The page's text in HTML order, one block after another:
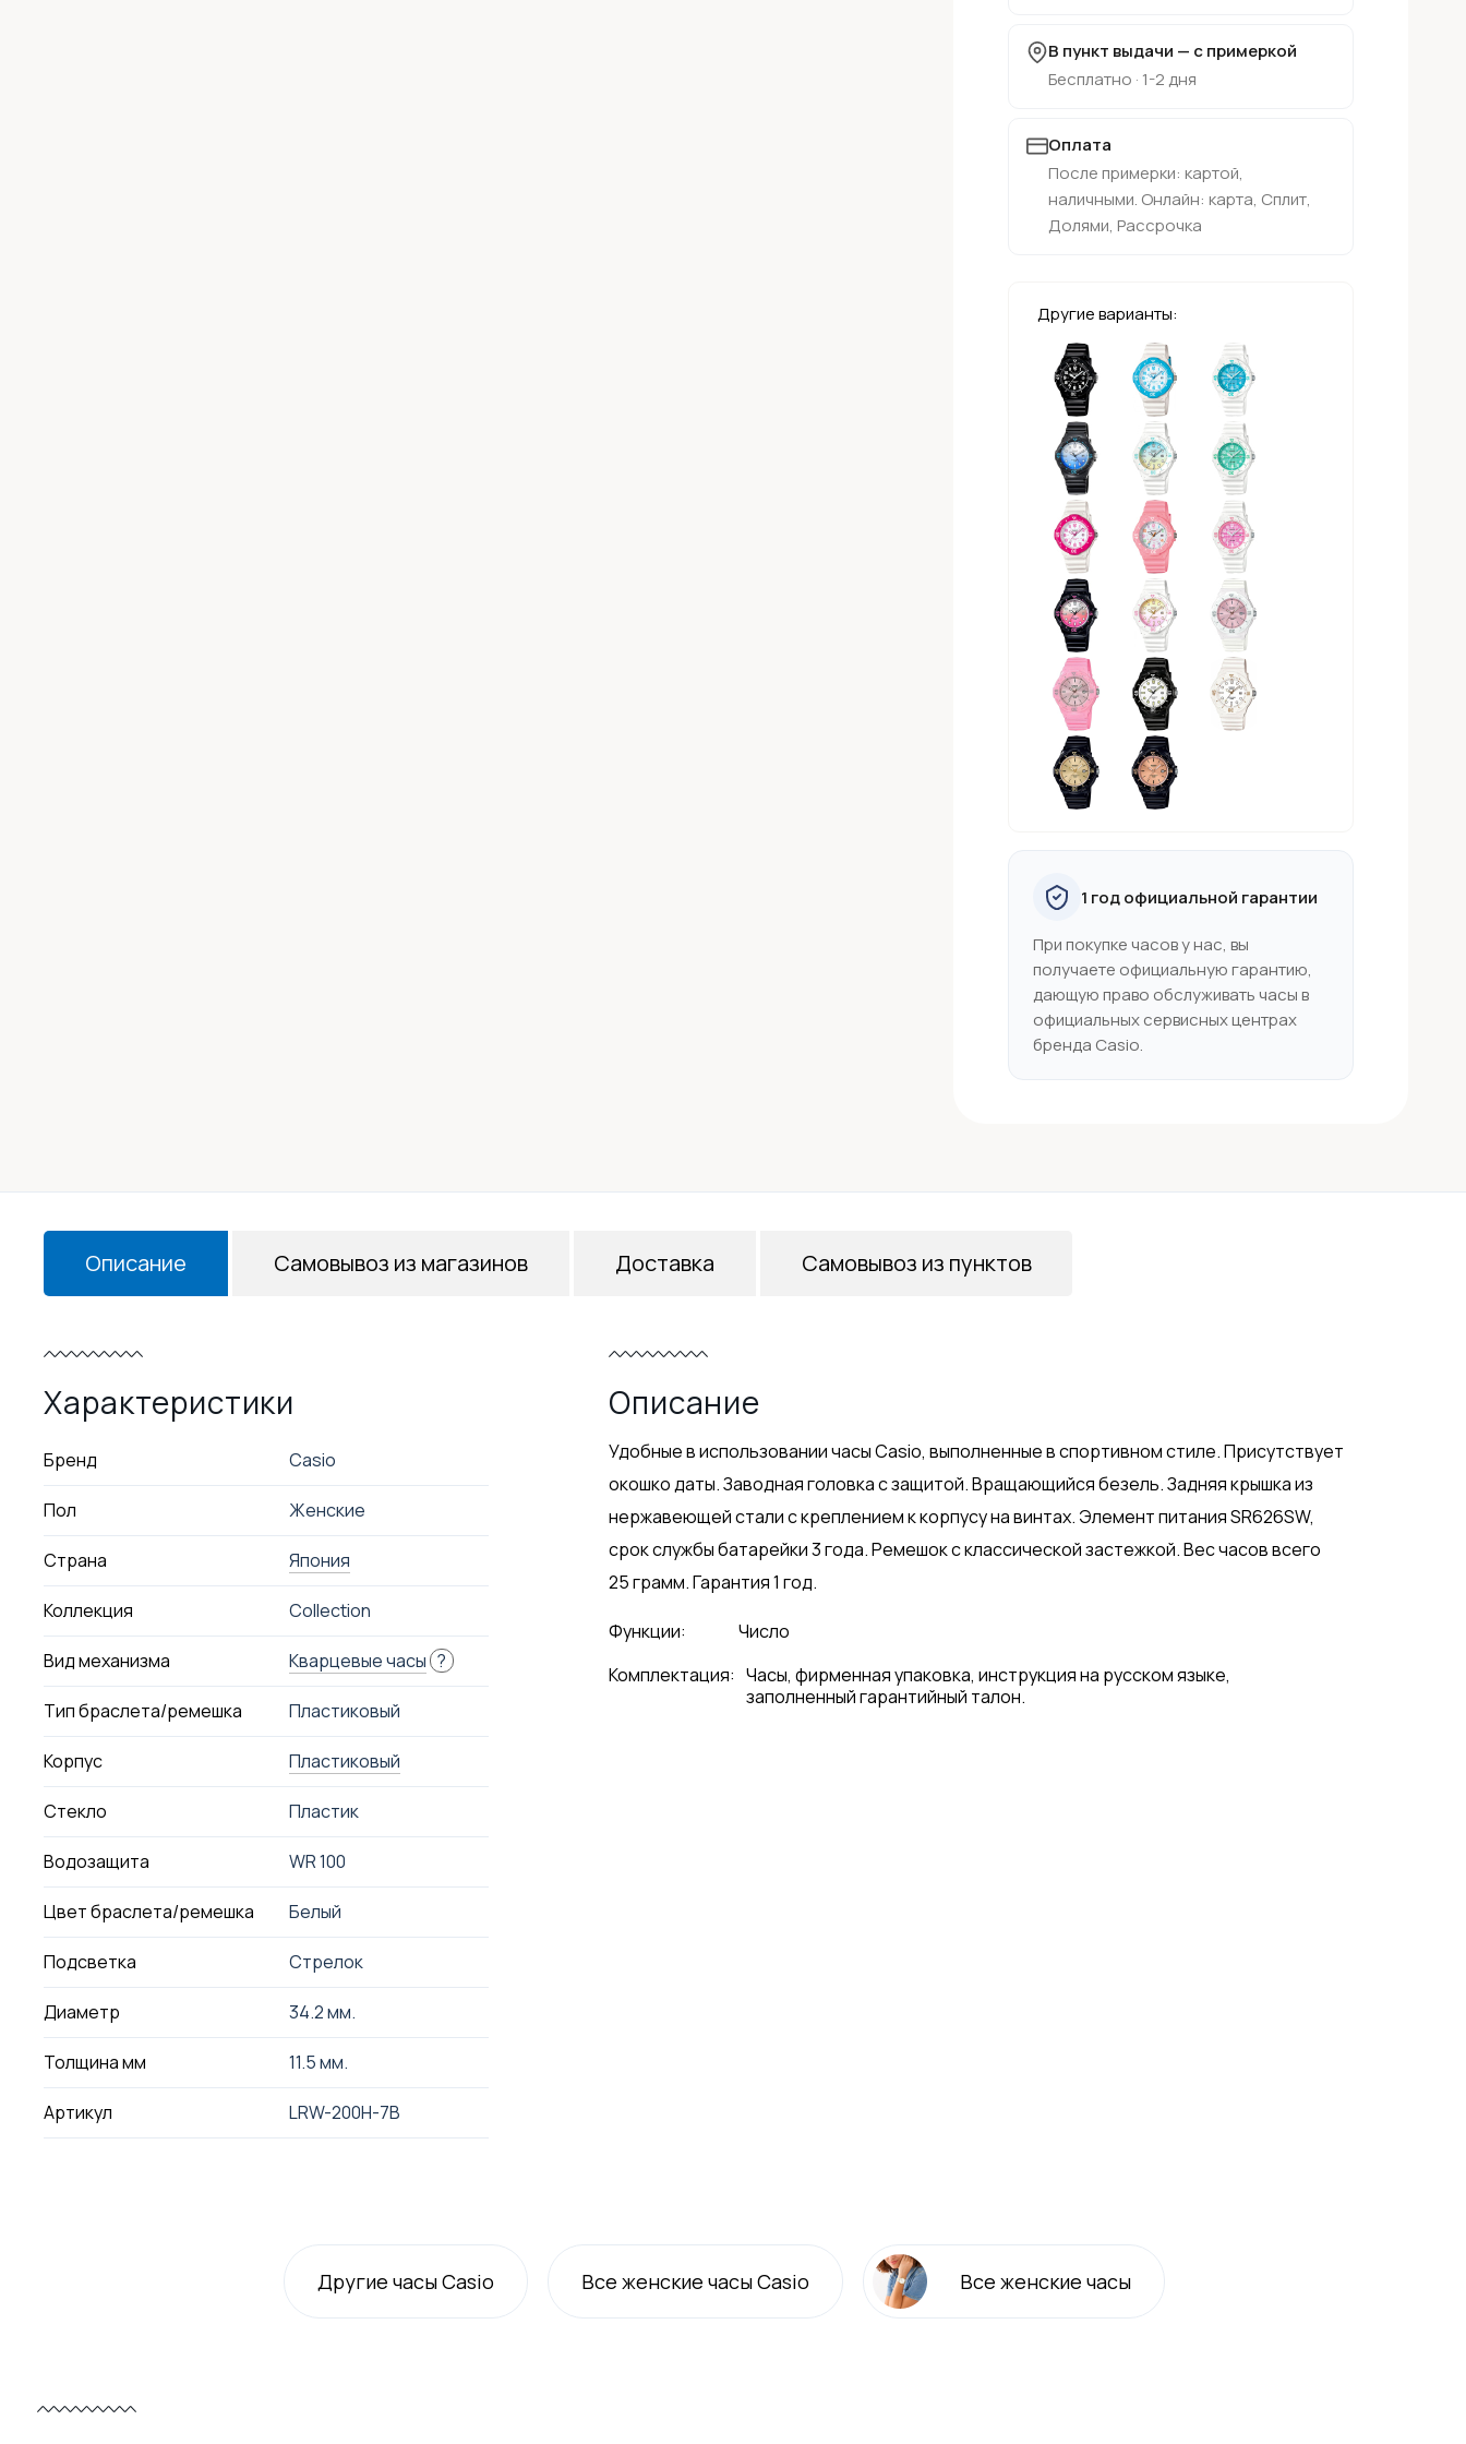
В пункт выдачи — с примеркой
Бесплатно · 1-2 дня
Оплата
После примерки: картой,
наличными. Онлайн: карта, Сплит,
Долями, Рассрочка
Другие варианты:
1 год официальной гарантии
При покупке часов у нас, вы
получаете официальную гарантию,
дающую право обслуживать часы в
официальных сервисных центрах
бренда Casio.
Описание
Характеристики
Бренд Casio
Пол Женские
Страна Япония
Коллекция Collection
Вид механизма Кварцевые часы ?
Тип браслета/ремешка Пластиковый
Корпус Пластиковый
Стекло Пластик
Водозащита WR 100
Цвет браслета/ремешка Белый
Подсветка Стрелок
Диаметр 34.2 мм.
Толщина мм 11.5 мм.
Артикул LRW-200H-7B
Описание
Удобные в использовании часы Casio, выполненные в спортивном стиле. Присутствует
окошко даты. Заводная головка с защитой. Вращающийся безель. Задняя крышка из
нержавеющей стали с креплением к корпусу на винтах. Элемент питания SR626SW,
срок службы батарейки 3 года. Ремешок с классической застежкой. Вес часов всего
25 грамм. Гарантия 1 год.
Функции:
Число
Комплектация: Часы, фирменная упаковка, инструкция на русском языке,
заполненный гарантийный талон.
Самовывоз из магазинов Доставка Самовывоз из пунктов
Другие часы Casio Всеженские часы Casio Всеженские часы